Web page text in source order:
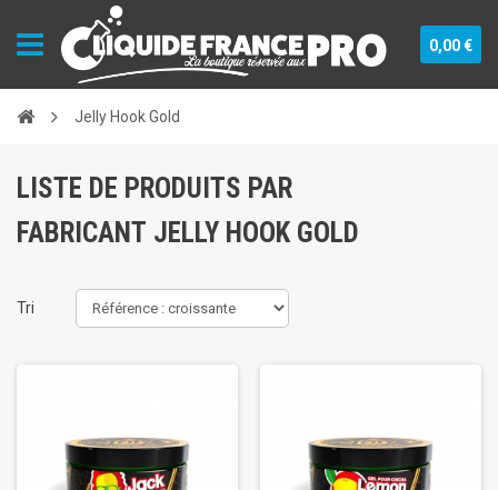
0,00 €
Jelly Hook Gold
LISTE DE PRODUITS PAR
FABRICANT JELLY HOOK GOLD
Tri